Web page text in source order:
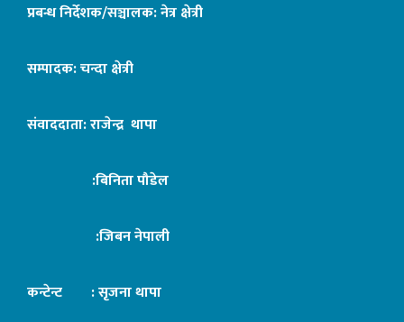
प्रबन्ध निर्देशक/सञ्चालक: नेत्र क्षेत्री
सम्पादक: चन्दा क्षेत्री
संवाददाता: राजेन्द्र थापा
:बिनिता पौडेल
:जिबन नेपाली
कन्टेन्ट : सृजना थापा